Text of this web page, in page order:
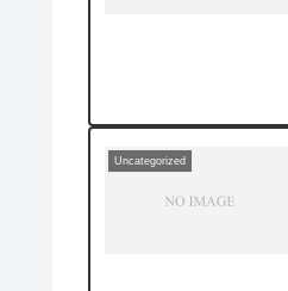
Uncategorized